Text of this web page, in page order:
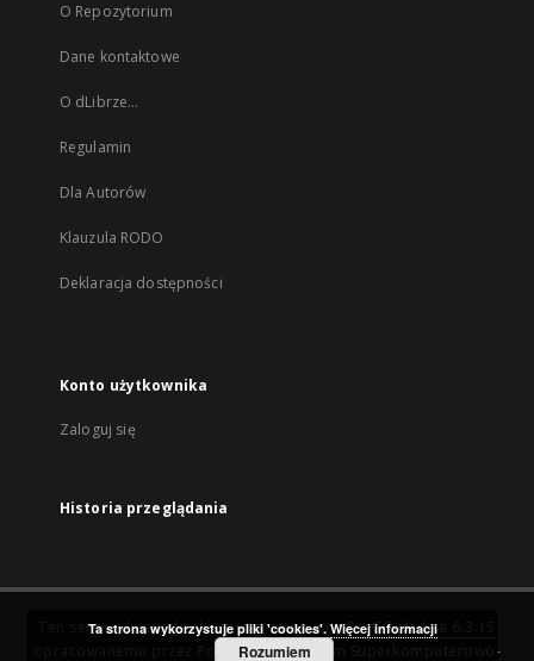
O Repozytorium
Dane kontaktowe
O dLibrze...
Regulamin
Dla Autorów
Klauzula RODO
Deklaracja dostępności
Konto użytkownika
Zaloguj się
Historia przeglądania
Ten serwis działa dzięki oprogramowaniuDInGO dLibra 6.3.15
Poznańskie Centrum Superkomputerowo-
Ta strona wykorzystuje pliki 'cookies'. Więcej informacji
Rozumiem